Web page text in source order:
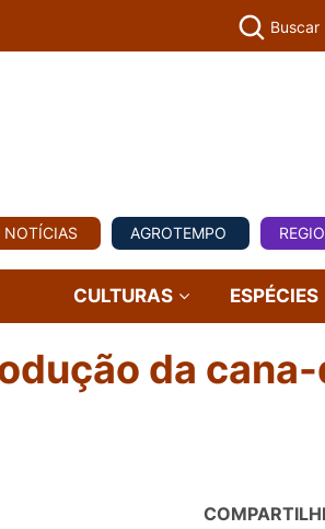
COMERCIAL AGROVIAGENS
Buscar
NOTÍCIAS AGROTEMPO
CULTURAS ESPÉCIES
da